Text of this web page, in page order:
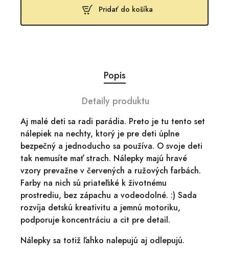
Pridať do košíka
Popis
Detaily produktu
Aj malé deti sa radi parádia. Preto je tu tento set
nálepiek na nechty, ktorý je pre deti úplne
bezpečný a jednoducho sa používa. O svoje deti
tak nemusíte mať strach. Nálepky majú hravé
vzory prevažne v červených a ružových farbách.
Farby na nich sú priateľské k životnému
prostrediu, bez zápachu a vodeodolné. :) Sada
rozvíja detskú kreativitu a jemnú motoriku,
podporuje koncentráciu a cit pre detail.
Nálepky sa totiž ľahko nalepujú aj odlepujú.